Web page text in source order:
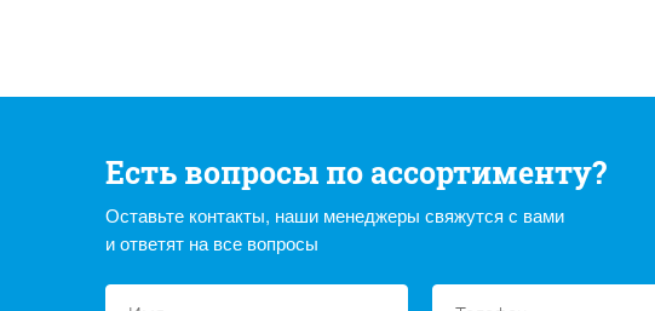
Есть вопросы по ассортименту?
Оставьте контакты, наши менеджеры свяжутся с вами
и ответят на все вопросы